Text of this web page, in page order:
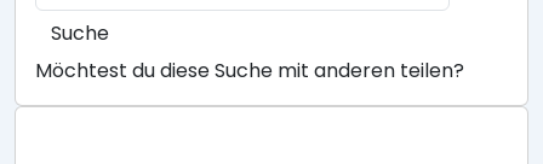
Suche
Möchtest du diese Suche mit anderen teilen?